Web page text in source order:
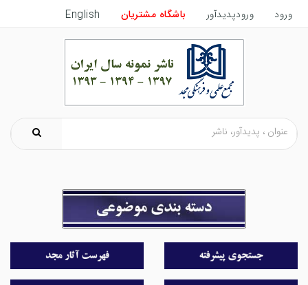
ورود ورودپدیدآور باشگاه مشتریان English